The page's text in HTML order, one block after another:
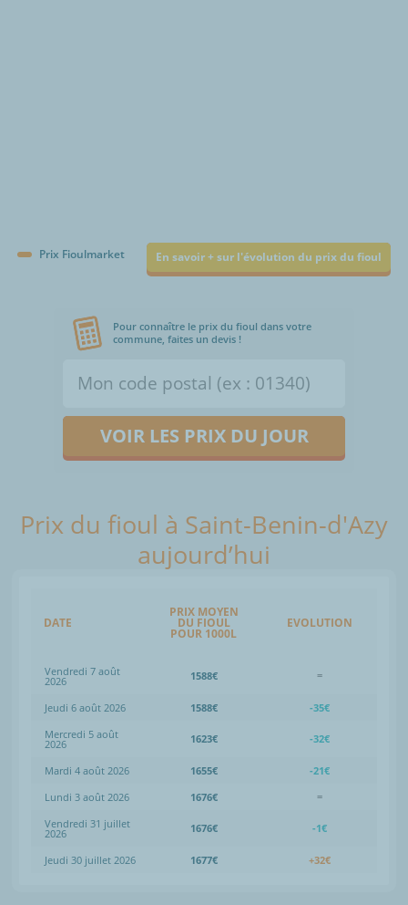
Prix Fioulmarket En savoir + sur l'évolution du prix du fioul
Pour connaître le prix du fioul dans votre
commune, faites un devis !
VOIR LES PRIX DU JOUR
Prix du fioul à Saint-Benin-d'Azy
aujourd’hui
DATE
PRIX MOYEN
DU FIOUL
POUR 1000L
EVOLUTION
Vendredi 7 août
2026 1588€ =
Jeudi 6 août 2026 1588€
-35€
Mercredi 5 août
2026 1623€ -32€
Mardi 4 août 2026 1655€
-21€
Lundi 3 août 2026
1676€
=
Vendredi 31 juillet
2026 1676€ -1€
Jeudi 30 juillet 2026 1677€ +32€